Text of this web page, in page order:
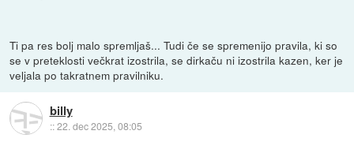
Ti pa res bolj malo spremljaš... Tudi če se spremenijo pravila, ki so
se v preteklosti večkrat izostrila, se dirkaču ni izostrila kazen, ker je
veljala po takratnem pravilniku.
billy
::22. dec 2025, 08:05